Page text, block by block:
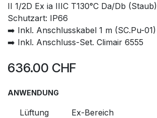
II 1/2D Ex ia IIIC T130°C Da/Db (Staub)
Schutzart: IP66
➡️ Inkl. Anschlusskabel 1 m (SC.Pu-01)
➡️ Inkl. Anschluss-Set. Climair 6555
636.00 CHF
ANWENDUNG
Lüftung Ex-Bereich